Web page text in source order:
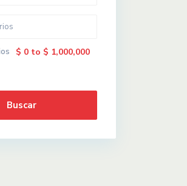
$ 0 to $ 1,000,000
Buscar